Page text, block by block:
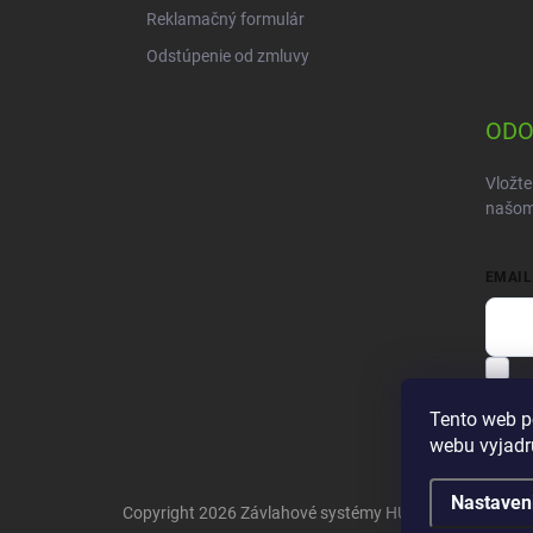
Tento web
webu
Reklamačný formulár
Odstúpenie od zmluvy
EMAIL
Copyright 2026 Závlahové systémy HUNTER . Všetky